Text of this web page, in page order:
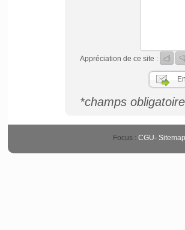
Appréciation de ce site :
*champs
Focus : CGU- Sitemap